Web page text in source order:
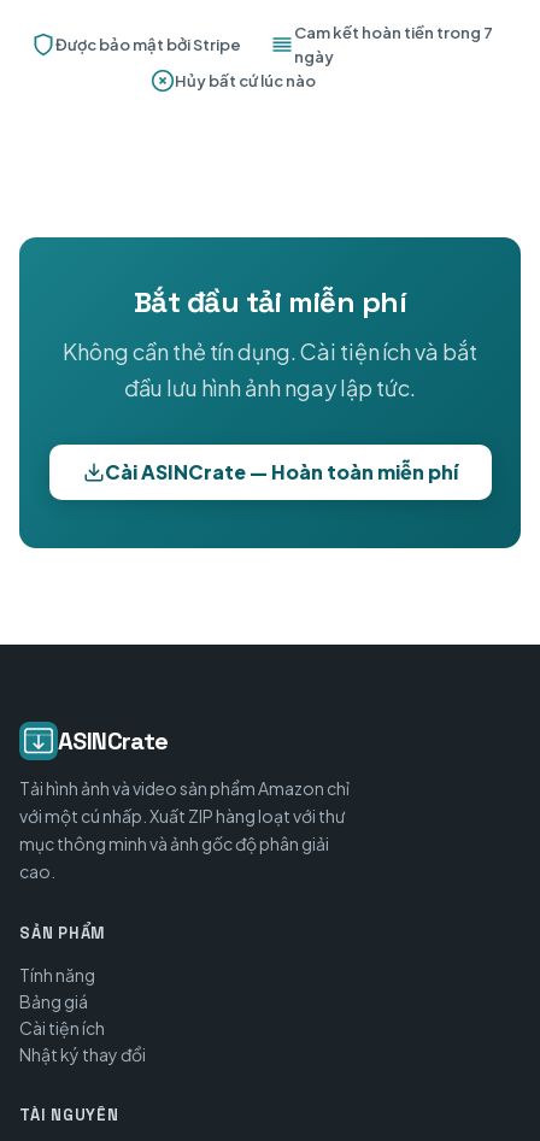
Được bảo mật bởi Stripe
Cam kết hoàn tiền trong 7
ngày
Hủy bất cứ lúc nào
Bắt đầu tải miễn phí
Không cần thẻ tín dụng. Cài tiện ích và bắt
đầu lưu hình ảnh ngay lập tức.
Cài ASINCrate — Hoàn toàn miễn phí
ASINCrate
Tải hình ảnh và video sản phẩm Amazon chỉ
với một cú nhấp. Xuất ZIP hàng loạt với thư
mục thông minh và ảnh gốc độ phân giải
cao.
SẢN PHẨM
Tính năng
Bảng giá
Cài tiện ích
Nhật ký thay đổi
TÀI NGUYÊN